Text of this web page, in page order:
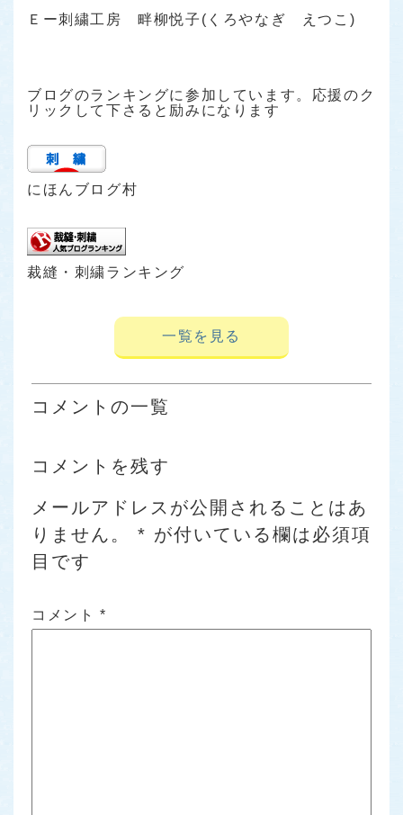
Ｅー刺繍工房 畔柳悦子(くろやなぎ えつこ)
ブログのランキングに参加しています。応援のク
リックして下さると励みになります
にほんブログ村
裁縫・刺繍ランキング
一覧を見る
コメントの一覧
コメントを残す
メールアドレスが公開されることはあ
りません。
* が付いている欄は必須項
目です
コメント *